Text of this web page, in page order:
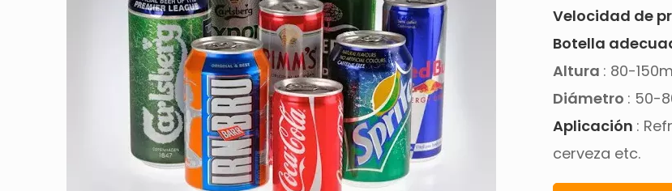
Velocidad de
Botella
Altura : 80-
Diámetro : 50-
Aplicación :
cerveza etc.